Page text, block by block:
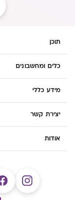
תוכן
כלים ומחשבונים
מידע כללי
יצירת קשר
אודות